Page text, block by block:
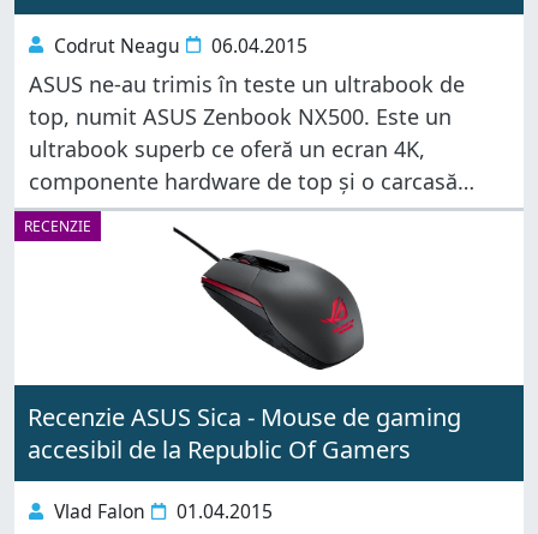
Codrut Neagu 06.04.2015
ASUS ne-au trimis în teste un ultrabook de
top, numit ASUS Zenbook NX500. Este un
ultrabook superb ce oferă un ecran 4K,
componente hardware de top și o carcasă
elegantă. Am fost foarte curioși dacă acest
dispozitiv premium chiar este
RECENZIE
Recenzie ASUS Sica - Mouse de gaming
accesibil de la Republic Of Gamers
Vlad Falon 01.04.2015